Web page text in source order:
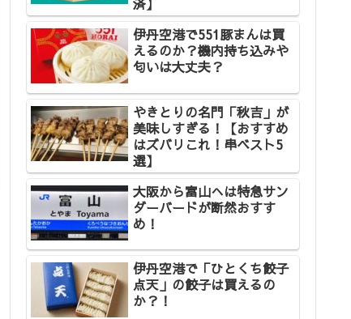
伊丹空港で551豚まんは買
えるのか？機内持ち込みや
匂いは大丈夫？
やきとりの名門「秋吉」が
美味しすぎる！【おすすめ
はズバリこれ！串ベスト5
選】
大阪から富山へは特急サン
ダーバードが断然おすす
め！
伊丹空港で「ひとくち餃子
点天」の餃子は買えるの
か？！